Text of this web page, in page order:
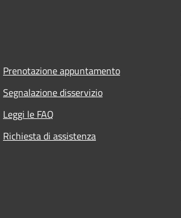
Prenotazione appuntamento
Segnalazione disservizio
Leggi le FAQ
Richiesta di assistenza